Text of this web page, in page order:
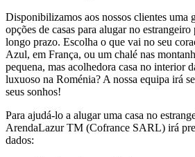
Disponibilizamos aos nossos clientes uma
opções de casas para alugar no
longo prazo. Escolha o que vai no seu
Azul, em França, ou um chalé nas
pequena, mas acolhedora casa no interior
luxuoso na Roménia? A nossa equipa irá
seus sonhos!
Para ajudá-lo a alugar uma casa no
ArendaLazur TM (Cofrance SARL) irá
dados: